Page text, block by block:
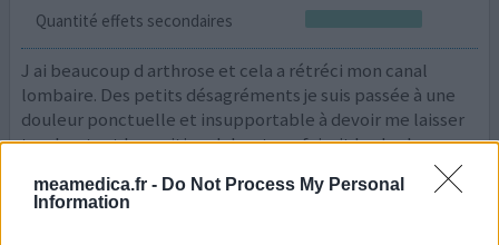
meamedica.fr - Do Not Process My Personal
Information
Quantité effets secondaires
J ai beaucoup d arthrose et cela a rétréci mon canal
lombaire. Des petits désagréments je suis passée à une
douleur ponctuelle et insupportable à devoir me laisser
tomber tant la position debout me faisait hurler Les
douleurs sont devenues quotidiennes après le moindre
effort ou une mauvaise position pendant la nuit. J